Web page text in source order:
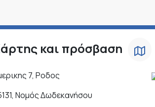
και πρόσβαση
7, Ροδος
Νομός Δωδεκανήσου